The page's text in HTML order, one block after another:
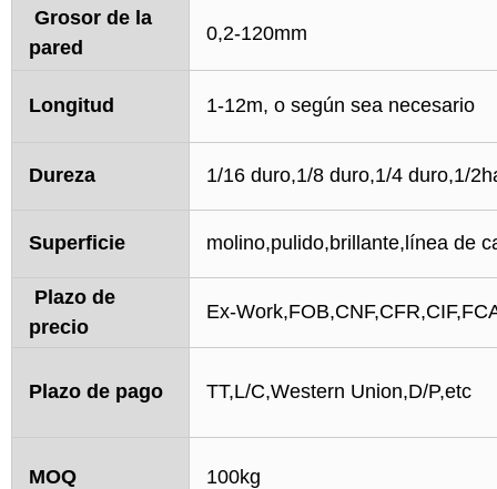
Grosor de la
pared
0,2-120mm
Longitud 1-12m, o según sea necesario
Dureza 1/16 duro,1/8 duro,1/4 duro,1/
Superficie molino,pulido,brillante,línea de
Plazo de
precio
Ex-
Plazo de pago TT,L/C,Western Union,D/P,etc
MOQ 100kg